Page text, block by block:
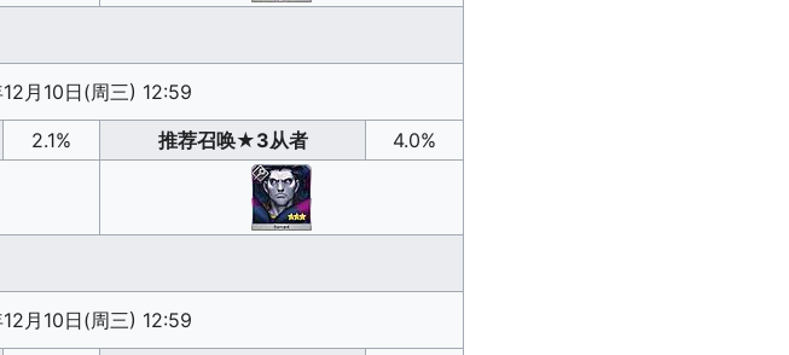
月10日(周三) 12:59
2.1% 推荐召唤★3从者 4.0%
月10日(周三) 12:59